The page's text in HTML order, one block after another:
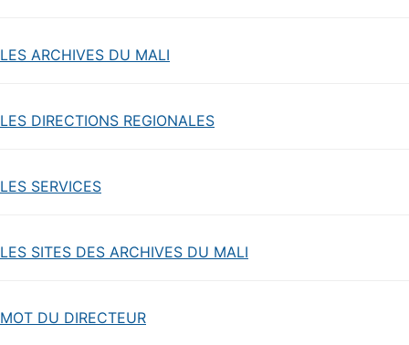
LES ARCHIVES DU MALI
LES DIRECTIONS REGIONALES
LES SERVICES
LES SITES DES ARCHIVES DU MALI
MOT DU DIRECTEUR